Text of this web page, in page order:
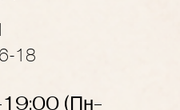
18
19:00 (Пн-